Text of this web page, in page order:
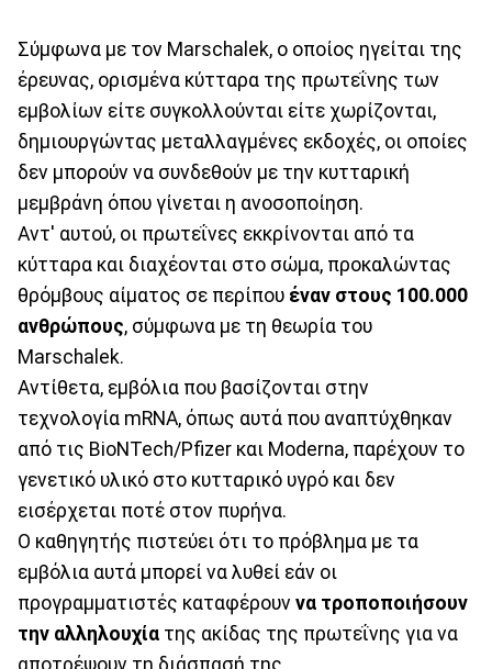
Σύμφωνα με τον Marschalek, ο οποίος ηγείται της
έρευνας, ορισμένα κύτταρα της πρωτεΐνης των
εμβολίων είτε συγκολλούνται είτε χωρίζονται,
δημιουργώντας μεταλλαγμένες εκδοχές, οι οποίες
δεν μπορούν να συνδεθούν με την κυτταρική
μεμβράνη όπου γίνεται η ανοσοποίηση.
Αντ' αυτού, οι πρωτεΐνες εκκρίνονται από τα
κύτταρα και διαχέονται στο σώμα, προκαλώντας
θρόμβους αίματος σε περίπου έναν στους 100.000
ανθρώπους, σύμφωνα με τη θεωρία του
Marschalek.
Αντίθετα, εμβόλια που βασίζονται στην
τεχνολογία mRNA, όπως αυτά που αναπτύχθηκαν
από τις BioNTech/Pfizer και Moderna, παρέχουν το
γενετικό υλικό στο κυτταρικό υγρό και δεν
εισέρχεται ποτέ στον πυρήνα.
Ο καθηγητής πιστεύει ότι το πρόβλημα με τα
εμβόλια αυτά μπορεί να λυθεί εάν οι
προγραμματιστές καταφέρουν να τροποποιήσουν
την αλληλουχία της ακίδας της πρωτεΐνης για να
αποτρέψουν τη διάσπασή της.